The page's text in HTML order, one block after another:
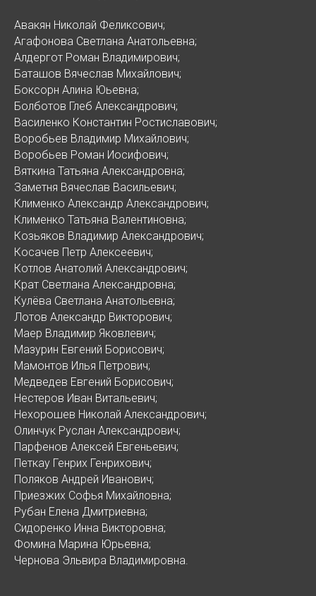
Авакян Николай Феликсович;
Агафонова Светлана Анатольевна;
Алдергот Роман Владимирович;
Баташов Вячеслав Михайлович;
Боксорн Алина Юьевна;
Болботов Глеб Александрович;
Василенко Константин Ростиславович;
Воробьев Владимир Михайлович;
Воробьев Роман Иосифович;
Вяткина Татьяна Александровна;
Заметня Вячеслав Васильевич;
Клименко Александр Александрович;
Клименко Татьяна Валентиновна;
Козьяков Владимир Александрович;
Косачев Петр Алексеевич;
Котлов Анатолий Александрович;
Крат Светлана Александровна;
Кулёва Светлана Анатольевна;
Лотов Александр Викторович;
Маер Владимир Яковлевич;
Мазурин Евгений Борисович;
Мамонтов Илья Петрович;
Медведев Евгений Борисович;
Нестеров Иван Витальевич;
Нехорошев Николай Александрович;
Олинчук Руслан Александрович;
Парфенов Алексей Евгеньевич;
Петкау Генрих Генрихович;
Поляков Андрей Иванович;
Приезжих Софья Михайловна;
Рубан Елена Дмитриевна;
Сидоренко Инна Викторовна;
Фомина Марина Юрьевна;
Чернова Эльвира Владимировна.